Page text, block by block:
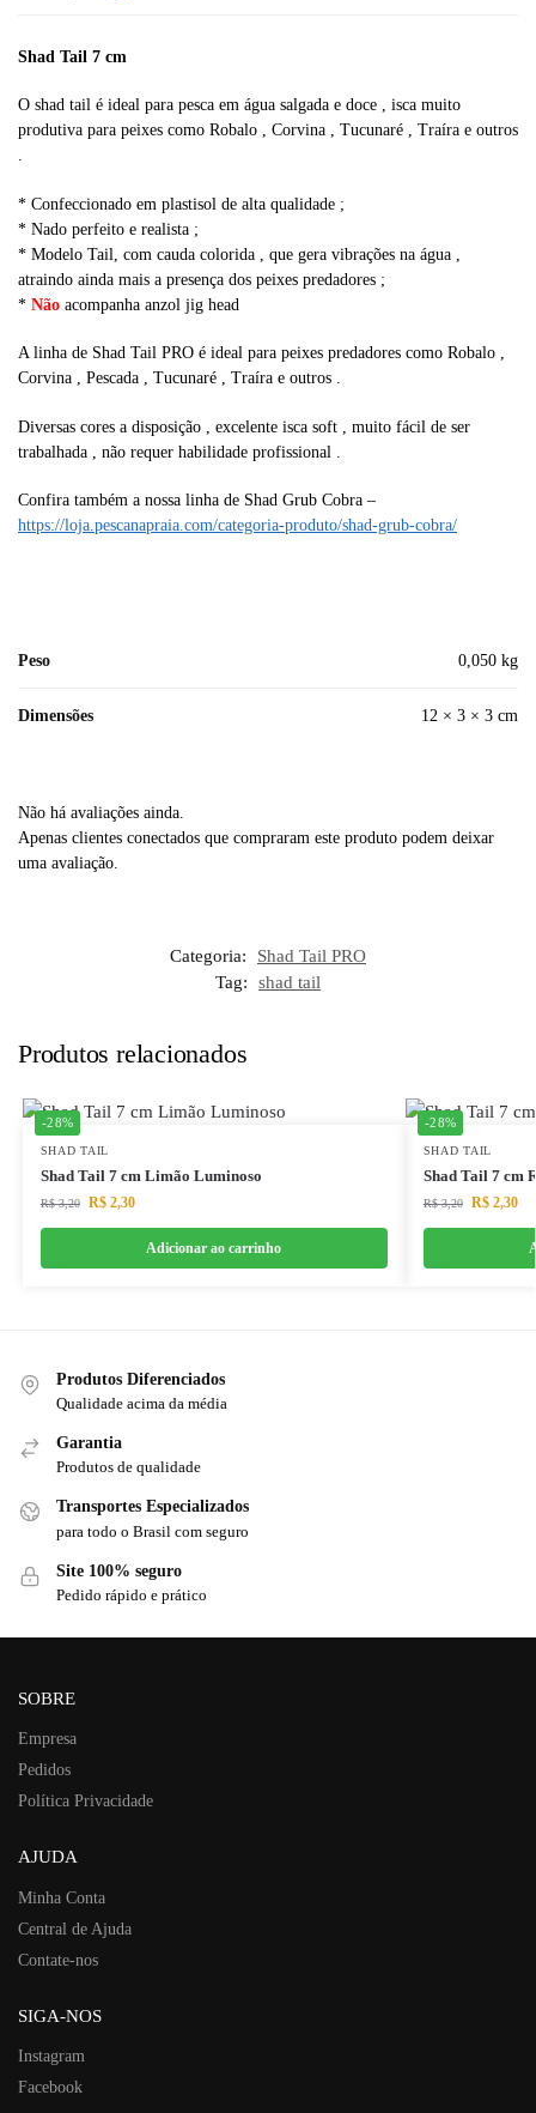
Shad Tail 7 cm
O shad tail é ideal para pesca em água salgada e doce , isca muito
produtiva para peixes como Robalo , Corvina , Tucunaré , Traíra e outros
.
* Confeccionado em plastisol de alta qualidade ;
* Nado perfeito e realista ;
* Modelo Tail, com cauda colorida , que gera vibrações na água ,
atraindo ainda mais a presença dos peixes predadores ;
* Não acompanha anzol jig head
A linha de Shad Tail PRO é ideal para peixes predadores como Robalo ,
Corvina , Pescada , Tucunaré , Traíra e outros .
Diversas cores a disposição , excelente isca soft , muito fácil de ser
trabalhada , não requer habilidade profissional .
Confira também a nossa linha de Shad Grub Cobra –
https://loja.pescanapraia.com/categoria-produto/shad-grub-cobra/
Peso 0,050 kg
Dimensões 12 × 3 × 3 cm
Não há avaliações ainda.
Apenas clientes conectados que compraram este produto podem deixar
uma avaliação.
Categoria:
Shad Tail PRO
Tag:
shad tail
Produtos relacionados
-28%
SHAD TAIL
Shad Tail 7 cm Limão Luminoso
R$3,20 R$2,30
Adicionar ao carrinho
-28%
SHAD TAIL
Shad Tail 7 cm
R$3,20 R$2,30
Produtos Diferenciados
Qualidade acima da média
Garantia
Produtos de qualidade
Transportes Especializados
para todo o Brasil com seguro
Site 100% seguro
Pedido rápido e prático
SOBRE
Empresa
Pedidos
Política Privacidade
AJUDA
Minha Conta
Central de Ajuda
Contate-nos
SIGA-NOS
Instagram
Facebook